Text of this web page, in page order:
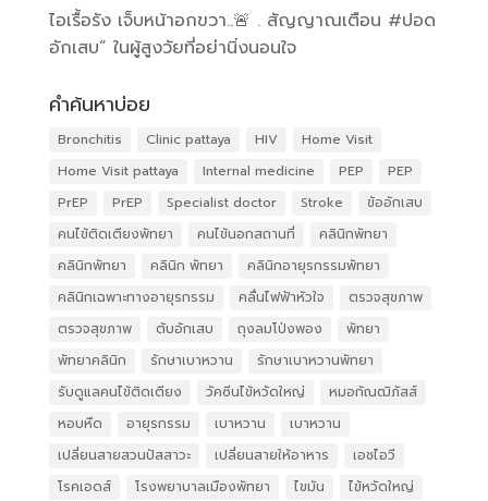
ไอเรื้อรัง เจ็บหน้าอกขวา..🚨 . สัญญาณเตือน #ปอด
อักเสบ” ในผู้สูงวัยที่อย่านิ่งนอนใจ
คำค้นหาบ่อย
Bronchitis Clinic pattaya HIV
Home Visit
Home Visit pattaya
Internal medicine PEP
PEP
PrEP
PrEP Specialist doctor Stroke
ข้ออักเสบ
คนไข้ติดเตียงพัทยา
คนไข้นอกสถานที่
คลินิกพัทยา
คลินิกพัทยา
คลินิก พัทยา
คลินิกอายุรกรรมพัทยา
คลินิกเฉพาะทางอายุรกรรม
คลื่นไฟฟ้าหัวใจ
ตรวจสุขภาพ
ตรวจสุขภาพ
ตับอักเสบ ถุงลมโป่งพอง
พัทยา
พัทยาคลินิก
รักษาเบาหวาน
รักษาเบาหวานพัทยา
รับดูแลคนไข้ติดเตียง
วัคซีนไข้หวัดใหญ่
หมอกัณฒิภัสส์
หอบหืด
อายุรกรรม เบาหวาน
เบาหวาน
เปลี่ยนสายสวนปัสสาวะ
เปลี่ยนสายให้อาหาร
เอชไอวี
โรคเอดส์
โรงพยาบาลเมืองพัทยา ไขมัน
ไข้หวัดใหญ่